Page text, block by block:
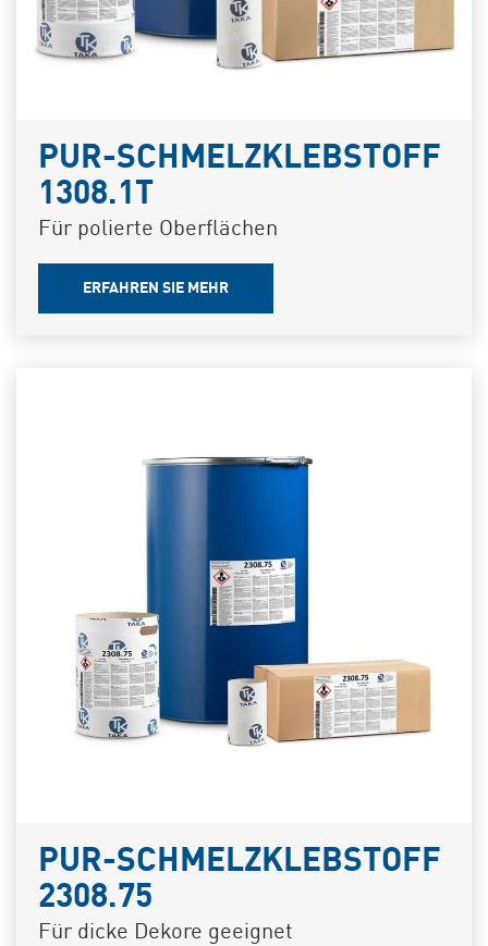
PUR-SCHMELZKLEBSTOFF
1308.1T
Für polierte Oberflächen
ERFAHREN SIE MEHR
PUR-SCHMELZKLEBSTOFF
2308.75
Für dicke Dekore geeignet